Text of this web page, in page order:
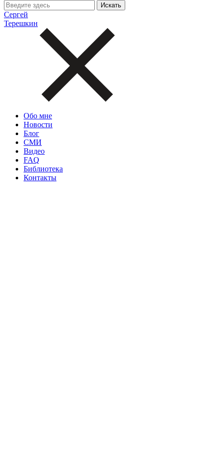
Сергей
Терешкин
Обо мне
Новости
Блог
СМИ
Видео
FAQ
Библиотека
Контакты